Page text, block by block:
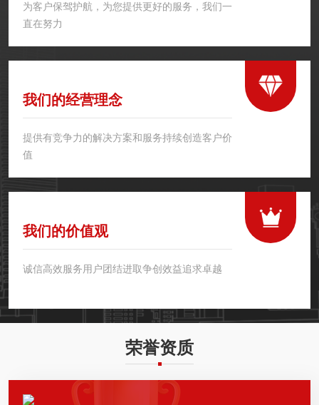
为客户保驾护航，为您提供更好的服务，我们一
直在努力
我们的经营理念
提供有竞争力的解决方案和服务持续创造客户价
值
我们的价值观
诚信高效服务用户团结进取争创效益追求卓越
荣誉资质